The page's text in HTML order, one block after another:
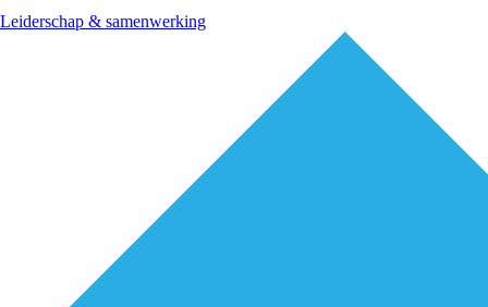
Leiderschap & samenwerking